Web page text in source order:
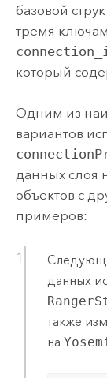
базовой
тремя
который
Одним из
вариантов
данных слоя
объектов с
примеров:
данных
также
на